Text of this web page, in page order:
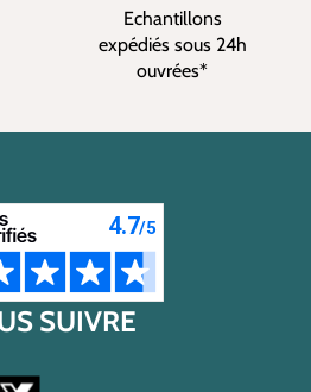
Echantillons
expédiés sous 24h
ouvrées*
SUIVRE